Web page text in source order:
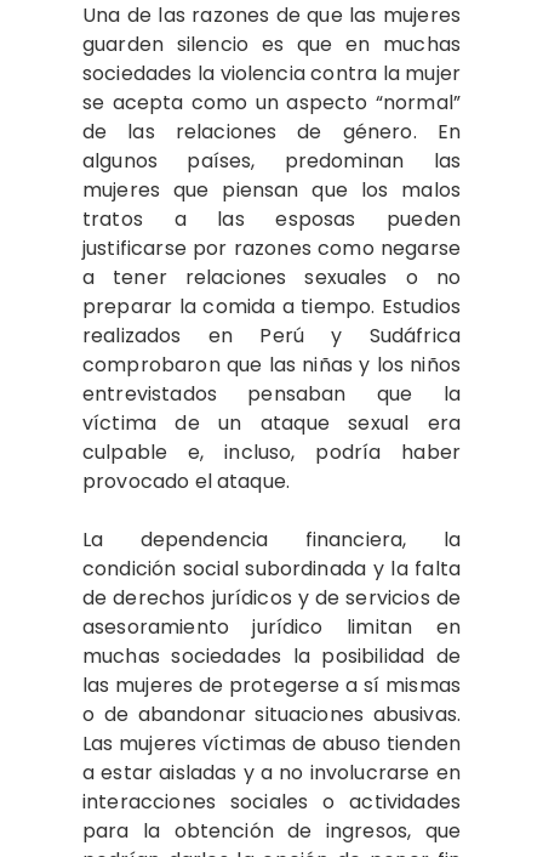
Una de las razones de que las mujeres
guarden silencio es que en muchas
sociedades la violencia contra la mujer
se acepta como un aspecto “normal”
de las relaciones de género. En
algunos países, predominan las
mujeres que piensan que los malos
tratos a las esposas pueden
justificarse por razones como negarse
a tener relaciones sexuales o no
preparar la comida a tiempo. Estudios
realizados en Perú y Sudáfrica
comprobaron que las niñas y los niños
entrevistados pensaban que la
víctima de un ataque sexual era
culpable e, incluso, podría haber
provocado el ataque.
La dependencia financiera, la
condición social subordinada y la falta
de derechos jurídicos y de servicios de
asesoramiento jurídico limitan en
muchas sociedades la posibilidad de
las mujeres de protegerse a sí mismas
o de abandonar situaciones abusivas.
Las mujeres víctimas de abuso tienden
a estar aisladas y a no involucrarse en
interacciones sociales o actividades
para la obtención de ingresos, que